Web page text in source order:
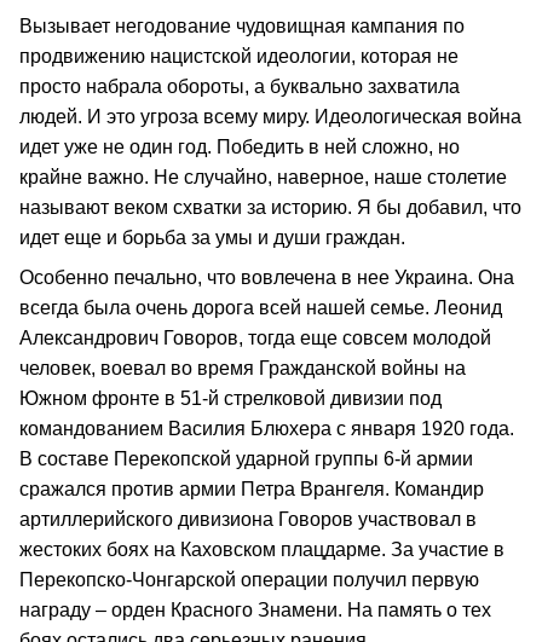
Вызывает негодование чудовищная кампания по
продвижению нацистской идеологии, которая не
просто набрала обороты, а буквально захватила
людей. И это угроза всему миру. Идеологическая война
идет уже не один год. Победить в ней сложно, но
крайне важно. Не случайно, наверное, наше столетие
называют веком схватки за историю. Я бы добавил, что
идет еще и борьба за умы и души граждан.
Особенно печально, что вовлечена в нее Украина. Она
всегда была очень дорога всей нашей семье. Леонид
Александрович Говоров, тогда еще совсем молодой
человек, воевал во время Гражданской войны на
Южном фронте в 51-й стрелковой дивизии под
командованием Василия Блюхера с января 1920 года.
В составе Перекопской ударной группы 6-й армии
сражался против армии Петра Врангеля. Командир
артиллерийского дивизиона Говоров участвовал в
жестоких боях на Каховском плацдарме. За участие в
Перекопско-Чонгарской операции получил первую
награду – орден Красного Знамени. На память о тех